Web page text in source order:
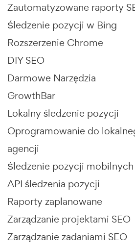
Zautomatyzowane raporty
Śledzenie pozycji w Bing
Rozszerzenie Chrome
DIY SEO
Darmowe Narzędzia
GrowthBar
Lokalny śledzenie pozycji
Oprogramowanie do
agencji
Śledzenie pozycji mobilnych
API śledzenia pozycji
Raporty zaplanowane
Zarządzanie projektami SEO
Zarządzanie zadaniami SEO